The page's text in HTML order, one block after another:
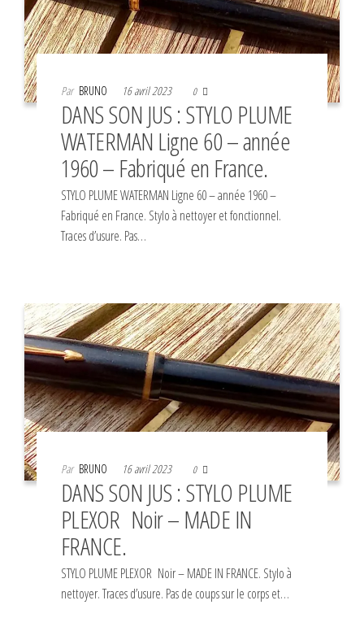
Par BRUNO 16 avril 2023 0
DANS SON JUS : STYLO PLUME
WATERMAN Ligne 60 – année
1960 – Fabriqué en France.
STYLO PLUME WATERMAN Ligne 60 – année 1960 –
Fabriqué en France. Stylo à nettoyer et fonctionnel.
Traces d’usure. Pas…
Par BRUNO 16 avril 2023 0
DANS SON JUS : STYLO PLUME
PLEXOR Noir – MADE IN
FRANCE.
STYLO PLUME PLEXOR Noir – MADE IN FRANCE. Stylo à
nettoyer. Traces d’usure. Pas de coups sur le corps et…